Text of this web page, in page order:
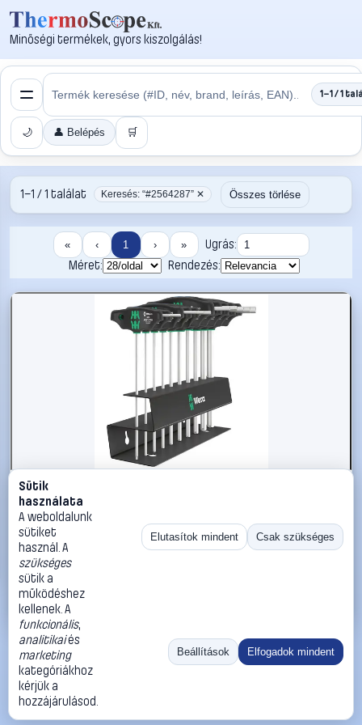
Minőségi termékek, gyors kiszolgálás!
1–1 / 1
🌙 👤 Belépés 🛒
1–1 / 1 találat Keresés: “#2564287” ✕ Összes törlése
« ‹ 1 › »
Ugrás:
Méret:
Rendezés:
#2564287
T nyelű csavarhúzó készlet, 10 részes, Wera 454/10 HF
Set Imperial 2
Wera Csavarhúzó készlet
40 990 Ft
Kosárba
«
Ugrás:
Méret:
Rendezés:
©2026
ThermoScope
ÁSZF
Cégbemutató
Sütik
használata
A weboldalunk
sütiket
használ. A
szükséges
sütik a
működéshez
kellenek. A
funkcionális,
analitikaiés
marketing
kategóriákhoz
kérjük a
hozzájárulásod.
Elutasítok mindent Csak szükséges
Beállítások Elfogadok mindent